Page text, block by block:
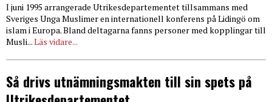
I juni 1995 arrangerade Utrikesdepartementet tillsammans med
Sveriges Unga Muslimer en internationell konferens på Lidingö om
islam i Europa. Bland deltagarna fanns personer med kopplingar till
Musli...Läs vidare...
Så drivs utnämningsmakten till sin spets på